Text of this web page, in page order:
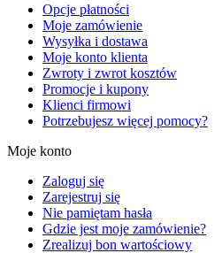
Opcje płatności
Moje zamówienie
Wysyłka i dostawa
Moje konto klienta
Zwroty i zwrot kosztów
Promocje i kupony
Klienci firmowi
Potrzebujesz więcej pomocy?
Moje konto
Zaloguj się
Zarejestruj się
Nie pamiętam hasła
Gdzie jest moje zamówienie?
Zrealizuj bon wartościowy